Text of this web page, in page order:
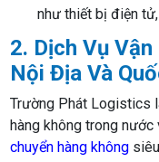
như thiết bị điện
2. Dịch Vụ
Nội Địa Và
Trường Phát Logistics
hàng không trong
chuyển hàng không